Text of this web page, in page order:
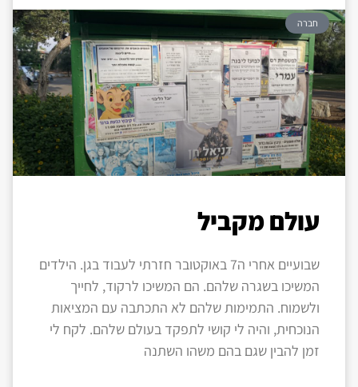
חברה
עולם מקביל
שבועיים אחרי ה7 באוקטובר חזרתי לעבוד בגן. הילדים
המשיכו בשגרה שלהם. הם המשיכו לרקוד, לחייך
ולשמוח. התמימות שלהם לא התכתבה עם המציאות
הנוכחית, והיה לי קושי לתפקד בעולם שלהם. לקח לי
זמן להבין שגם בהם משהו השתנה